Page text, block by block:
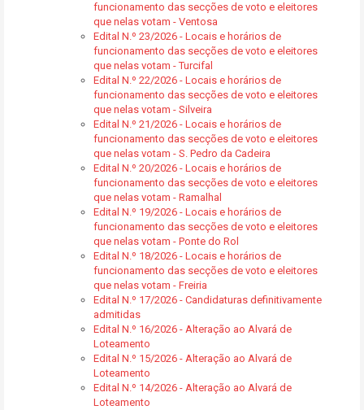
funcionamento das secções de voto e eleitores
que nelas votam - Ventosa
Edital N.º 23/2026 - Locais e horários de
funcionamento das secções de voto e eleitores
que nelas votam - Turcifal
Edital N.º 22/2026 - Locais e horários de
funcionamento das secções de voto e eleitores
que nelas votam - Silveira
Edital N.º 21/2026 - Locais e horários de
funcionamento das secções de voto e eleitores
que nelas votam - S. Pedro da Cadeira
Edital N.º 20/2026 - Locais e horários de
funcionamento das secções de voto e eleitores
que nelas votam - Ramalhal
Edital N.º 19/2026 - Locais e horários de
funcionamento das secções de voto e eleitores
que nelas votam - Ponte do Rol
Edital N.º 18/2026 - Locais e horários de
funcionamento das secções de voto e eleitores
que nelas votam - Freiria
Edital N.º 17/2026 - Candidaturas definitivamente
admitidas
Edital N.º 16/2026 - Alteração ao Alvará de
Loteamento
Edital N.º 15/2026 - Alteração ao Alvará de
Loteamento
Edital N.º 14/2026 - Alteração ao Alvará de
Loteamento